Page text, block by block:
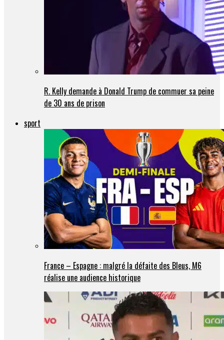
R. Kelly demande à Donald Trump de commuer sa peine
de 30 ans de prison
sport
France – Espagne : malgré la défaite des Bleus, M6
réalise une audience historique